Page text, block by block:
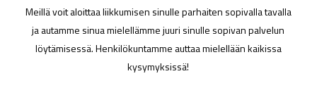
Meillä voit aloittaa liikkumisen sinulle parhaiten sopivalla tavalla
ja autamme sinua mielellämme juuri sinulle sopivan palvelun
löytämisessä. Henkilökuntamme auttaa mielellään kaikissa
kysymyksissä!